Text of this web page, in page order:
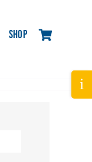
Shop